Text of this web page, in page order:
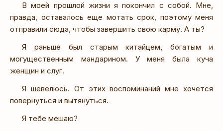
В моей прошлой жизни я покончил с собой. Мне,
правда, оставалось еще мотать срок, поэтому меня
отправили сюда, чтобы завершить свою карму. А ты?
Я раньше был старым китайцем, богатым и
могущественным мандарином. У меня была куча
женщин и слуг.
Я шевелюсь. От этих воспоминаний мне хочется
повернуться и вытянуться.
Я тебе мешаю?